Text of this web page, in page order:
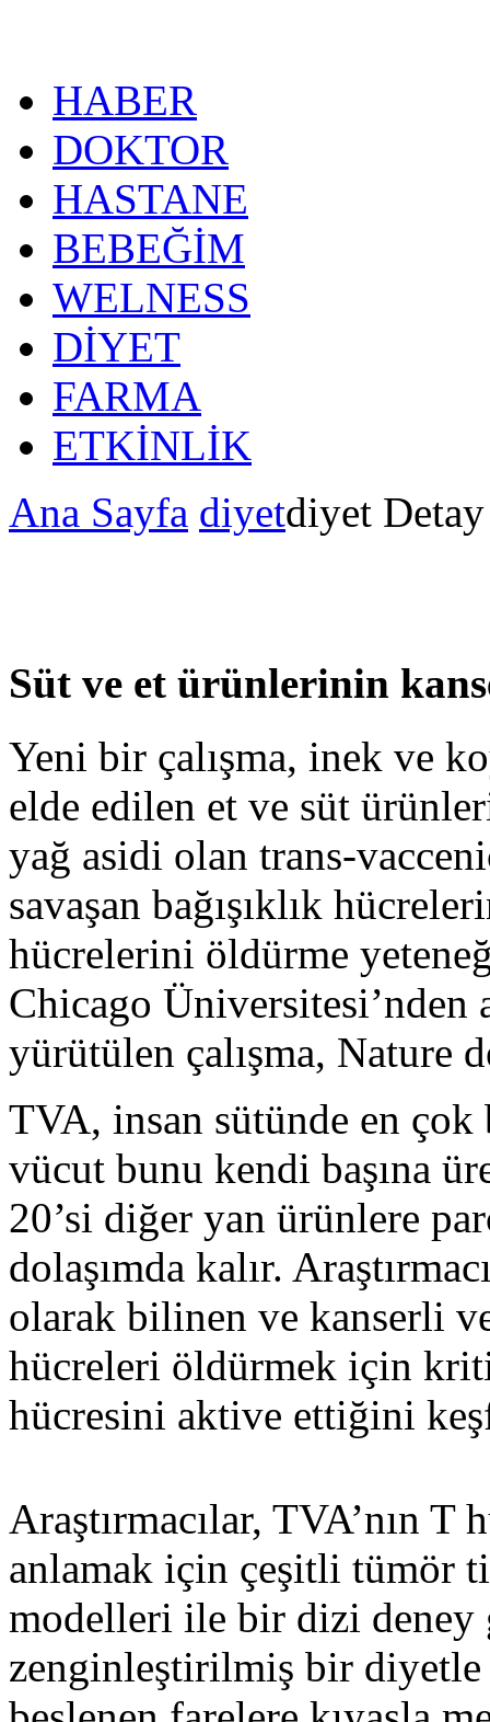
HABER
DOKTOR
HASTANE
BEBEĞİM
WELNESS
DİYET
FARMA
ETKİNLİK
Ana Sayfa diyetdiyet Detay
Süt ve et ürünlerinin
Yeni bir çalışma, inek ve
elde edilen et ve süt
yağ asidi olan trans-
savaşan bağışıklık
hücrelerini öldürme
Chicago Üniversitesi’nden
yürütülen çalışma, Nature
TVA, insan sütünde en
vücut bunu kendi başına
20’si diğer yan ürünlere
dolaşımda kalır.
olarak bilinen ve kanserli
hücreleri öldürmek için
hücresini aktive ettiğini
Araştırmacılar, TVA’nın
anlamak için çeşitli tümör
modelleri ile bir dizi deney
zenginleştirilmiş bir